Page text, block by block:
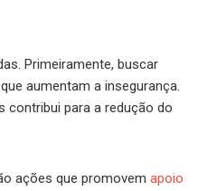
Primeiramente, buscar
aumentam a insegurança.
contribui para a redução do
ações que promovem apoio